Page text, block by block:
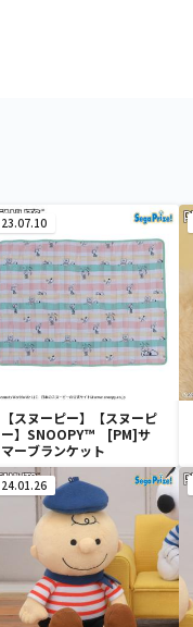
23.07.10
【スヌーピー】【スヌーピ
ー】SNOOPY™ [PM]サ
マーブランケット
24.01.26